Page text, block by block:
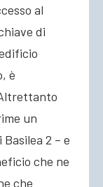
al
di
è
un
2 – e
che ne
che